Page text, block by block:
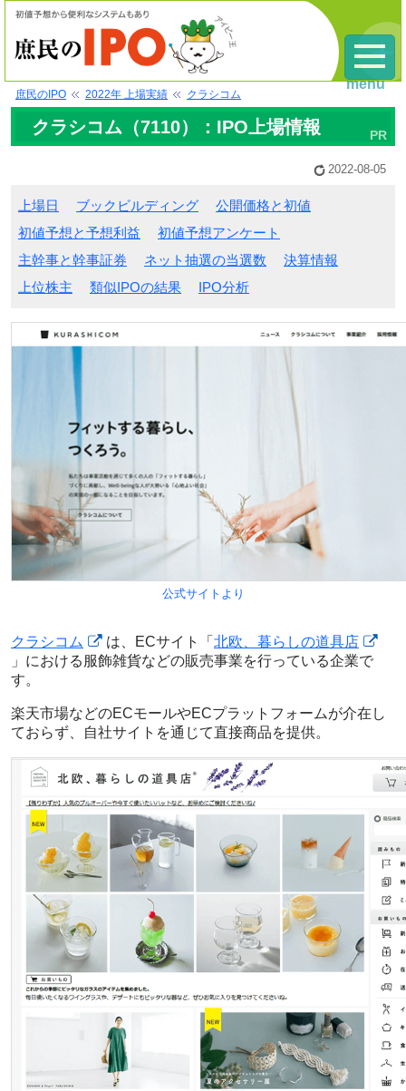
庶民のIPO 2022年 上場実績 クラシコム
クラシコム（7110）：IPO上場情報
2022-08-05
上場日 ブックビルディング
公開価格と初値
初値予想と予想利益
初値予想アンケート
主幹事と幹事証券
ネット抽選の当選数
決算情報
上位株主
類似IPOの結果 IPO分析
公式サイトより
クラシコム は、ECサイト「 北欧、暮らしの道具店
」における服飾雑貨などの販売事業を行っている企業で
す。
楽天市場などのECモールやECプラットフォームが介在し
ておらず、自社サイトを通じて直接商品を提供。
menu